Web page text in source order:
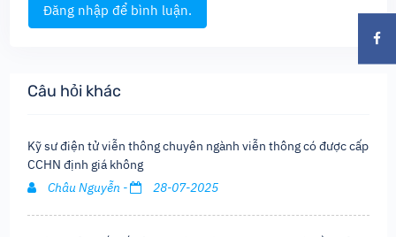
Đăng nhập để bình luận.
Câu hỏi khác
Kỹ sư điện tử viễn thông chuyên ngành viễn thông có được cấp
CCHN định giá không
Châu Nguyễn -
28-07-2025